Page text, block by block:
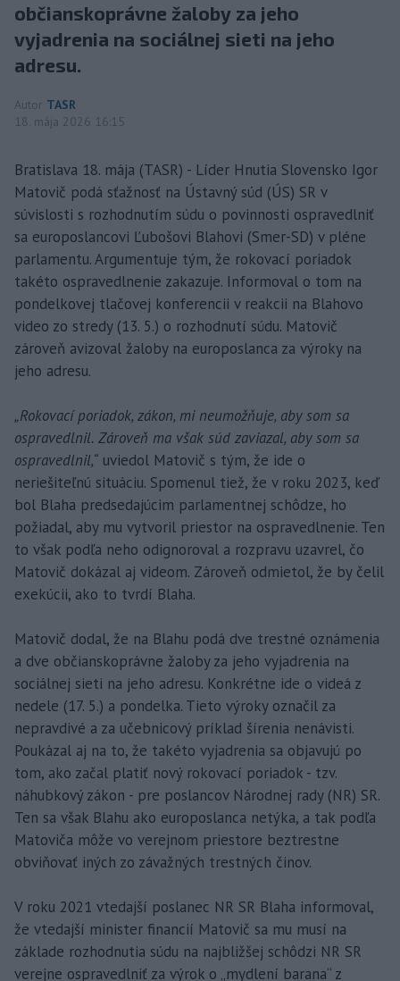
občianskoprávne žaloby za jeho
vyjadrenia na sociálnej sieti na jeho
adresu.
Autor TASR
18. mája 2026 16:15
Bratislava 18. mája (TASR) - Líder Hnutia Slovensko Igor
Matovič podá sťažnosť na Ústavný súd (ÚS) SR v
súvislosti s rozhodnutím súdu o povinnosti ospravedlniť
sa europoslancovi Ľubošovi Blahovi (Smer-SD) v pléne
parlamentu. Argumentuje tým, že rokovací poriadok
takéto ospravedlnenie zakazuje. Informoval o tom na
pondelkovej tlačovej konferencii v reakcii na Blahovo
video zo stredy (13. 5.) o rozhodnutí súdu. Matovič
zároveň avizoval žaloby na europoslanca za výroky na
jeho adresu.
„Rokovací poriadok, zákon, mi neumožňuje, aby som sa
ospravedlnil. Zároveň ma však súd zaviazal, aby som sa
ospravedlnil,“ uviedol Matovič s tým, že ide o
neriešiteľnú situáciu. Spomenul tiež, že v roku 2023, keď
bol Blaha predsedajúcim parlamentnej schôdze, ho
požiadal, aby mu vytvoril priestor na ospravedlnenie. Ten
to však podľa neho odignoroval a rozpravu uzavrel, čo
Matovič dokázal aj videom. Zároveň odmietol, že by čelil
exekúcii, ako to tvrdí Blaha.
Matovič dodal, že na Blahu podá dve trestné oznámenia
a dve občianskoprávne žaloby za jeho vyjadrenia na
sociálnej sieti na jeho adresu. Konkrétne ide o videá z
nedele (17. 5.) a pondelka. Tieto výroky označil za
nepravdivé a za učebnicový príklad šírenia nenávisti.
Poukázal aj na to, že takéto vyjadrenia sa objavujú po
tom, ako začal platiť nový rokovací poriadok - tzv.
náhubkový zákon - pre poslancov Národnej rady (NR) SR.
Ten sa však Blahu ako europoslanca netýka, a tak podľa
Matoviča môže vo verejnom priestore beztrestne
obviňovať iných zo závažných trestných činov.
V roku 2021 vtedajší poslanec NR SR Blaha informoval,
že vtedajší minister financií Matovič sa mu musí na
základe rozhodnutia súdu na najbližšej schôdzi NR SR
verejne ospravedlniť za výrok o „mydlení barana“ z